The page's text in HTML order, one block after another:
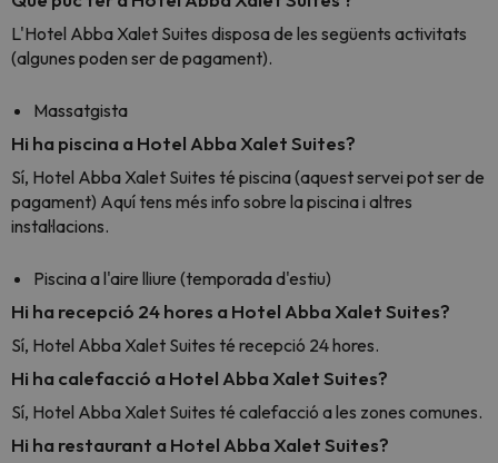
L'Hotel Abba Xalet Suites disposa de les següents activitats
(algunes poden ser de pagament).
Massatgista
Hi ha piscina a Hotel Abba Xalet Suites?
Sí, Hotel Abba Xalet Suites té piscina (aquest servei pot ser de
pagament) Aquí tens més info sobre la piscina i altres
instal·lacions.
Piscina a l'aire lliure (temporada d'estiu)
Hi ha recepció 24 hores a Hotel Abba Xalet Suites?
Sí, Hotel Abba Xalet Suites té recepció 24 hores.
Hi ha calefacció a Hotel Abba Xalet Suites?
Sí, Hotel Abba Xalet Suites té calefacció a les zones comunes.
Hi ha restaurant a Hotel Abba Xalet Suites?